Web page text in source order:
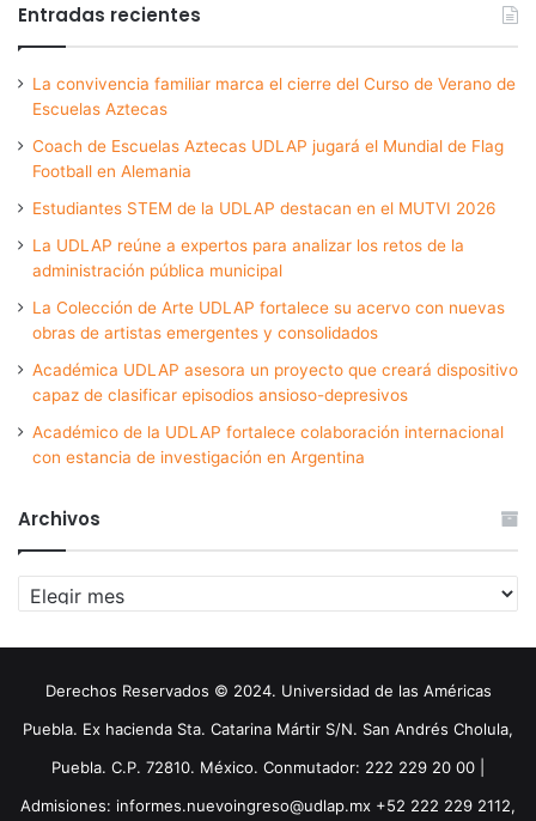
Entradas recientes
La convivencia familiar marca el cierre del Curso de Verano de
Escuelas Aztecas
Coach de Escuelas Aztecas UDLAP jugará el Mundial de Flag
Football en Alemania
Estudiantes STEM de la UDLAP destacan en el MUTVI 2026
La UDLAP reúne a expertos para analizar los retos de la
administración pública municipal
La Colección de Arte UDLAP fortalece su acervo con nuevas
obras de artistas emergentes y consolidados
Académica UDLAP asesora un proyecto que creará dispositivo
capaz de clasificar episodios ansioso-depresivos
Académico de la UDLAP fortalece colaboración internacional
con estancia de investigación en Argentina
Archivos
Archivos
Derechos Reservados © 2024. Universidad de las Américas
Puebla. Ex hacienda Sta. Catarina Mártir S/N. San Andrés Cholula,
Puebla. C.P. 72810. México. Conmutador: 222 229 20 00 |
Admisiones: informes.nuevoingreso@udlap.mx +52 222 229 2112,